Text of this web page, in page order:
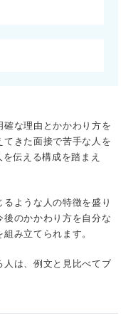
な理由とかかわり方を
きた面接で苦手な人を
伝える構成を踏まえ
ような人の特徴を盛り
のかかわり方を自分な
み立てられます。
人は、例文と見比べてブ